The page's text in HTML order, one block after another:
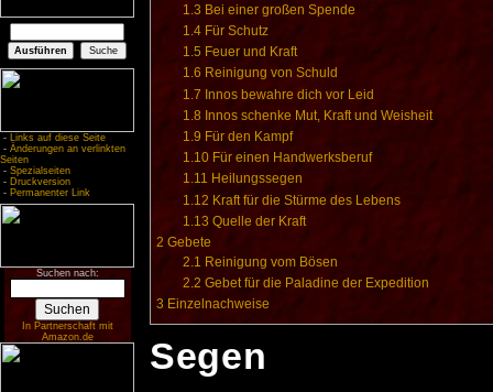
- Links auf diese Seite
- Änderungen an verlinkten
Seiten
- Spezialseiten
- Druckversion
- Permanenter Link
Suchen nach:
In Partnerschaft mit
Amazon.de
1.3 Bei einer großen Spende
1.4 Für Schutz
1.5 Feuer und Kraft
1.6 Reinigung von Schuld
1.7 Innos bewahre dich vor Leid
1.8 Innos schenke Mut, Kraft und Weisheit
1.9 Für den Kampf
1.10 Für einen Handwerksberuf
1.11 Heilungssegen
1.12 Kraft für die Stürme des Lebens
1.13 Quelle der Kraft
2 Gebete
2.1 Reinigung vom Bösen
2.2 Gebet für die Paladine der Expedition
3 Einzelnachweise
Segen